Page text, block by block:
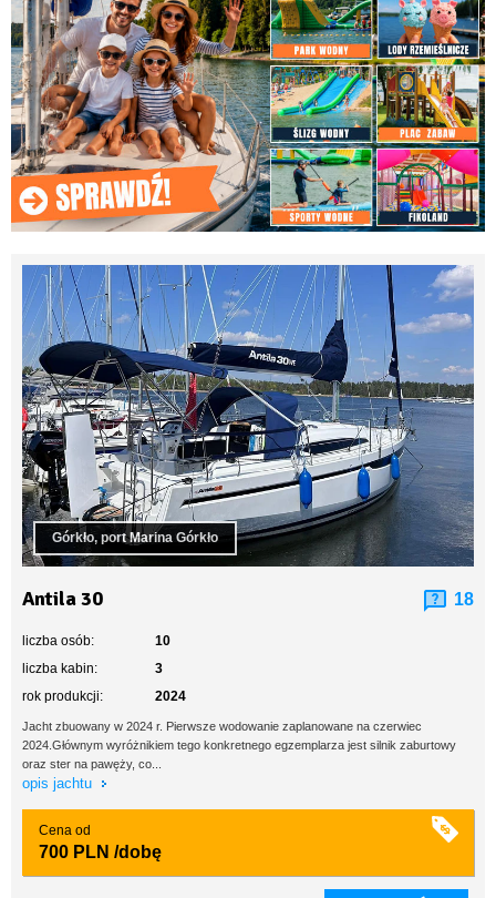
Górkło, port Marina Górkło
Antila 30 18
liczba osób:
10
liczba kabin:
3
rok produkcji:
2024
Jacht zbuowany w 2024 r. Pierwsze wodowanie zaplanowane na czerwiec
2024.Głównym wyróżnikiem tego konkretnego egzemplarza jest silnik zaburtowy
oraz ster na pawęży, co...
opis jachtu
Cena od
700 PLN /dobę